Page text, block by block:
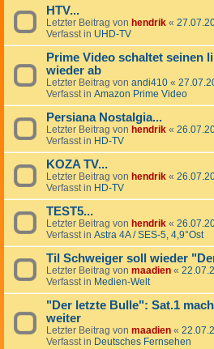
HTV...
Letzter Beitrag von hendrik «
Verfasst in UHD-TV
Prime Video schaltet seinen
wieder ab
Letzter Beitrag von andi410 «
Verfasst in Amazon Prime Video
Persiana Nostalgia...
Letzter Beitrag von hendrik «
Verfasst in HD-TV
KOZA TV...
Letzter Beitrag von hendrik «
Verfasst in HD-TV
TEST5...
Letzter Beitrag von hendrik «
Verfasst in Astra 4A / SES-5, 4,9°Ost
Til Schweiger soll wieder
Letzter Beitrag von maadien «
Verfasst in Medien-Welt
"Der letzte Bulle": Sat.1
weiter
Letzter Beitrag von maadien «
Verfasst in Deutsches Fernsehen